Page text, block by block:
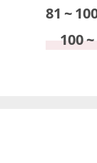
81 ~
100~